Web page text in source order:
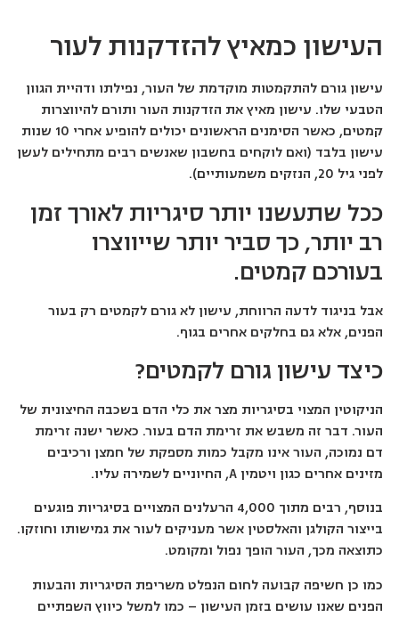
העישון כמאיץ להזדקנות לעור
עישון גורם להתקמטות מוקדמת של העור, נפילתו ודהיית הגוון
הטבעי שלו. עישון מאיץ את הזדקנות העור ותורם להיווצרות
קמטים, כאשר הסימנים הראשונים יכולים להופיע אחרי 10 שנות
עישון בלבד (ואם לוקחים בחשבון שאנשים רבים מתחילים לעשן
לפני גיל 20, הנזקים משמעותיים).
ככל שתעשנו יותר סיגריות לאורך זמן
רב יותר, כך סביר יותר שייווצרו
בעורכם קמטים.
אבל בניגוד לדעה הרווחת, עישון לא גורם לקמטים רק בעור
הפנים, אלא גם בחלקים אחרים בגוף.
כיצד עישון גורם לקמטים?
הניקוטין המצוי בסיגריות מצר את כלי הדם בשכבה החיצונית של
העור. דבר זה משבש את זרימת הדם בעור. כאשר ישנה זרימת
דם נמוכה, העור אינו מקבל כמות מספקת של חמצן ורכיבים
מזינים אחרים כגון ויטמין A, החיוניים לשמירה עליו.
בנוסף, רבים מתוך 4,000 הרעלנים המצויים בסיגריות פוגעים
בייצור הקולגן והאלסטין אשר מעניקים לעור את גמישותו וחוזקו.
כתוצאה מכך, העור הופך נפול ומקומט.
כמו כן חשיפה קבועה לחום הנפלט משריפת הסיגריות והבעות
הפנים שאנו עושים בזמן העישון – כמו למשל כיווץ השפתיים